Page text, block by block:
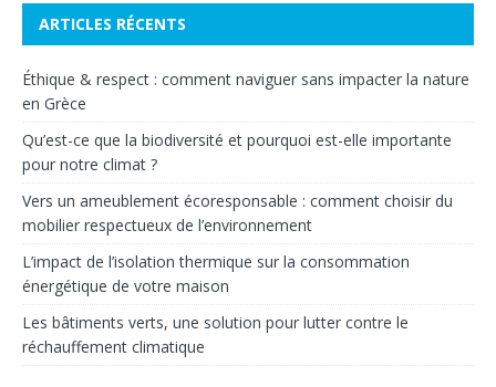
ARTICLES RÉCENTS
Éthique & respect : comment naviguer sans impacter la nature
en Grèce
Qu’est-ce que la biodiversité et pourquoi est-elle importante
pour notre climat ?
Vers un ameublement écoresponsable : comment choisir du
mobilier respectueux de l’environnement
L’impact de l’isolation thermique sur la consommation
énergétique de votre maison
Les bâtiments verts, une solution pour lutter contre le
réchauffement climatique